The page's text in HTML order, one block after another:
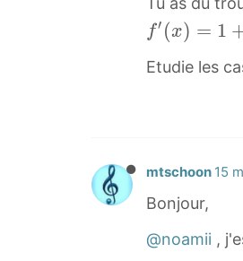
f
(
1
x
x
f′ (x) = 1
Etudie les
mtschoon 15
Bonjour,
@noamii ,